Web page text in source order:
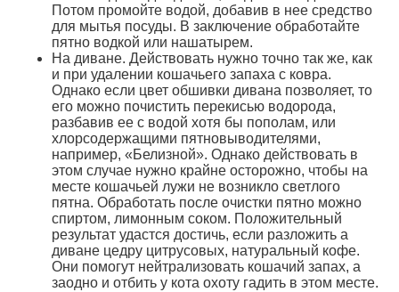
Потом промойте водой, добавив в нее средство
для мытья посуды. В заключение обработайте
пятно водкой или нашатырем.
На диване. Действовать нужно точно так же, как
и при удалении кошачьего запаха с ковра.
Однако если цвет обшивки дивана позволяет, то
его можно почистить перекисью водорода,
разбавив ее с водой хотя бы пополам, или
хлорсодержащими пятновыводителями,
например, «Белизной». Однако действовать в
этом случае нужно крайне осторожно, чтобы на
месте кошачьей лужи не возникло светлого
пятна. Обработать после очистки пятно можно
спиртом, лимонным соком. Положительный
результат удастся достичь, если разложить а
диване цедру цитрусовых, натуральный кофе.
Они помогут нейтрализовать кошачий запах, а
заодно и отбить у кота охоту гадить в этом месте.